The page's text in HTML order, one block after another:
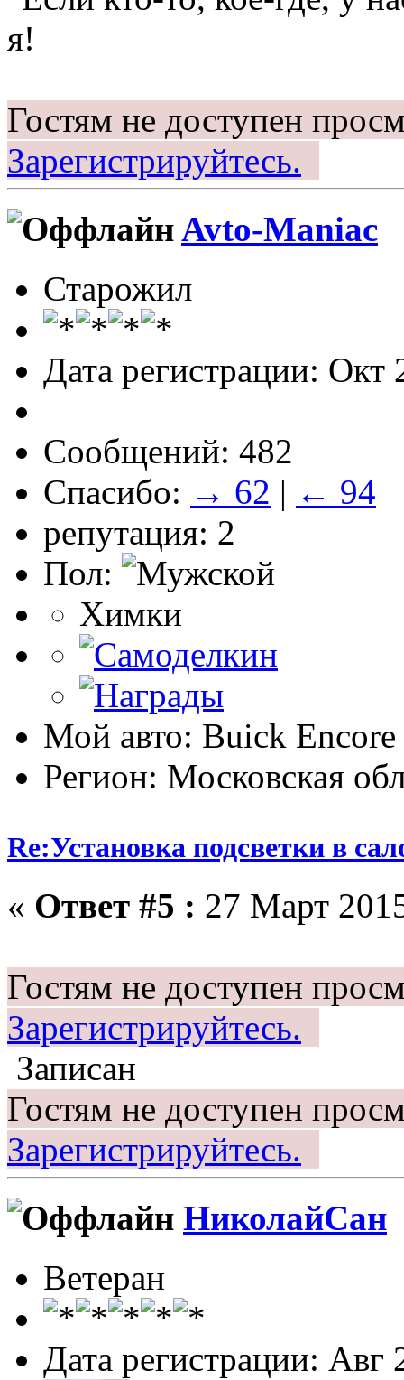
я!
Гостям не доступен
Зарегистрируйтесь.
Avto-Maniac
Старожил
Дата регистрации: Окт
Сообщений: 482
Спасибо: → 62 | ← 94
репутация: 2
Пол:
Химки
Мой авто: Buick
Регион: Московская
Re:Установка подсветки в
« Ответ #5 : 27 Март
Гостям не доступен
Зарегистрируйтесь.
Записан
Гостям не доступен
Зарегистрируйтесь.
НиколайСан
Ветеран
Дата регистрации: Авг